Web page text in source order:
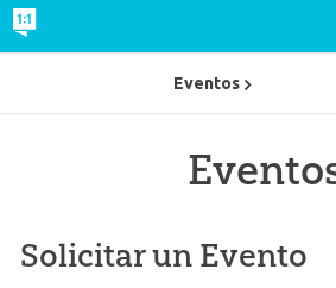
Solicitar un Evento
Eventos